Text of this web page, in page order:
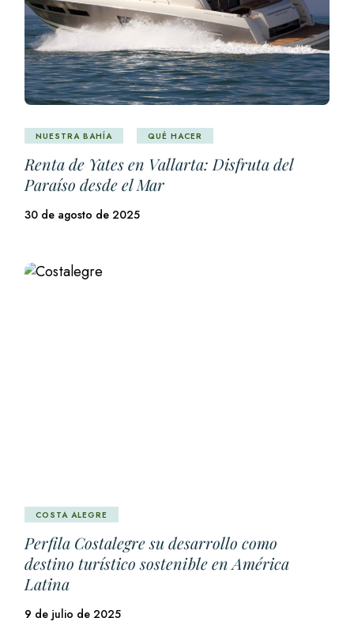
NUESTRA BAHÍA QUÉ HACER
Renta de Yates en Vallarta: Disfruta del
Paraíso desde el Mar
30 de agosto de 2025
COSTA ALEGRE
Perfila Costalegre su desarrollo como
destino turístico sostenible en América
Latina
9 de julio de 2025